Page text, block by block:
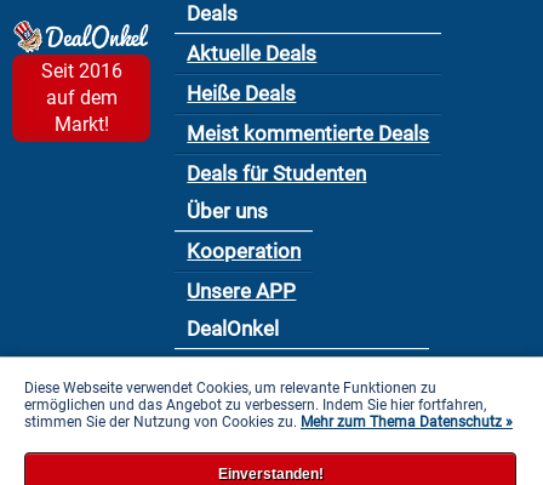
Seit 2016
auf dem
Markt!
Deals
Aktuelle Deals
Heiße Deals
Meist kommentierte Deals
Deals für Studenten
Über uns
Kooperation
Unsere APP
DealOnkel
Datenschutzbestimmung
Impressum
Diese Webseite verwendet Cookies, um relevante Funktionen zu
ermöglichen und das Angebot zu verbessern. Indem Sie hier fortfahren,
stimmen Sie der Nutzung von Cookies zu. Mehr zum Thema Datenschutz »